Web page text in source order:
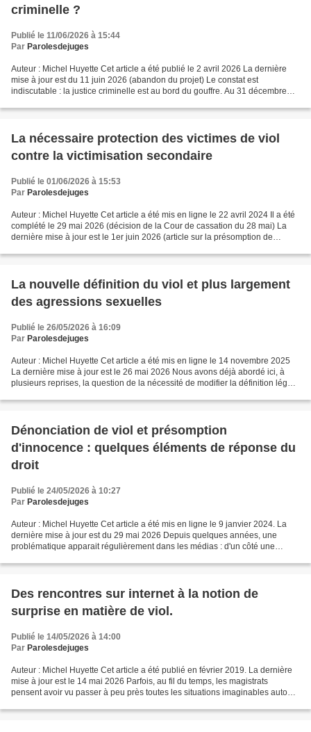
criminelle ?
Publié le 11/06/2026 à 15:44
Par Parolesdejuges
Auteur : Michel Huyette Cet article a été publié le 2 avril 2026 La dernière
mise à jour est du 11 juin 2026 (abandon du projet) Le constat est
indiscutable : la justice criminelle est au bord du gouffre. Au 31 décembre
La nécessaire protection des victimes de viol
contre la victimisation secondaire
Publié le 01/06/2026 à 15:53
Par Parolesdejuges
Auteur : Michel Huyette Cet article a été mis en ligne le 22 avril 2024 Il a été
complété le 29 mai 2026 (décision de la Cour de cassation du 28 mai) La
dernière mise à jour est le 1er juin 2026 (article sur la présomption de
La nouvelle définition du viol et plus largement
des agressions sexuelles
Publié le 26/05/2026 à 16:09
Par Parolesdejuges
Auteur : Michel Huyette Cet article a été mis en ligne le 14 novembre 2025
La dernière mise à jour est le 26 mai 2026 Nous avons déjà abordé ici, à
plusieurs reprises, la question de la nécessité de modifier la définition légale
Dénonciation de viol et présomption
d'innocence : quelques éléments de réponse du
droit
Publié le 24/05/2026 à 10:27
Par Parolesdejuges
Auteur : Michel Huyette Cet article a été mis en ligne le 9 janvier 2024. La
dernière mise à jour est du 29 mai 2026 Depuis quelques années, une
problématique apparait régulièrement dans les médias : d'un côté une
Des rencontres sur internet à la notion de
surprise en matière de viol.
Publié le 14/05/2026 à 14:00
Par Parolesdejuges
Auteur : Michel Huyette Cet article a été publié en février 2019. La dernière
mise à jour est le 14 mai 2026 Parfois, au fil du temps, les magistrats
pensent avoir vu passer à peu près toutes les situations imaginables autour